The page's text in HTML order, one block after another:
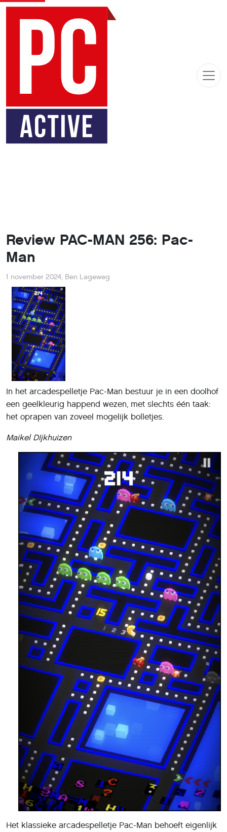
Review PAC-MAN 256: Pac-
Man
1 november 2024, Ben Lageweg
In het arcadespelletje Pac-Man bestuur je in een doolhof
een geelkleurig happend wezen, met slechts één taak:
het oprapen van zoveel mogelijk bolletjes.
Maikel DIjkhuizen
Het klassieke arcadespelletje Pac-Man behoeft eigenlijk